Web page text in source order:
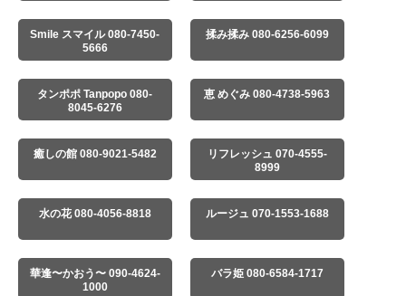
Smile スマイル 080-7450-
5666
揉み揉み 080-6256-6099
タンポポ Tanpopo 080-
8045-6276
恵 めぐみ 080-4738-5963
癒しの館 080-9021-5482
リフレッシュ 070-4555-
8999
水の花 080-4056-8818 ルージュ 070-1553-1688
華逢〜かおう〜 090-4624-
1000
バラ姫 080-6584-1717